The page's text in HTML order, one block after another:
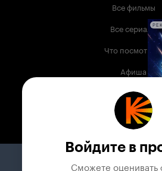
Все фильмы
Все сериалы
Что
Афиша
Музыка
Телепрограмма
Служба
Войдите в
Сможете